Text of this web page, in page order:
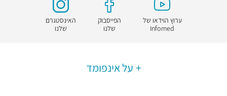
ערוץ הוידאו של
Infomed
הפייסבוק
שלנו
האינסטגרם
שלנו
על אינפומד